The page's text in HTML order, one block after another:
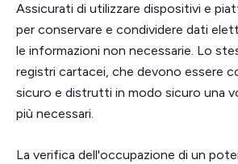
Assicurati di utilizzare dispositivi e
per conservare e condividere dati
le informazioni non necessarie. Lo
registri cartacei, che devono essere
sicuro e distrutti in modo sicuro una
più necessari.
La verifica dell'occupazione di un